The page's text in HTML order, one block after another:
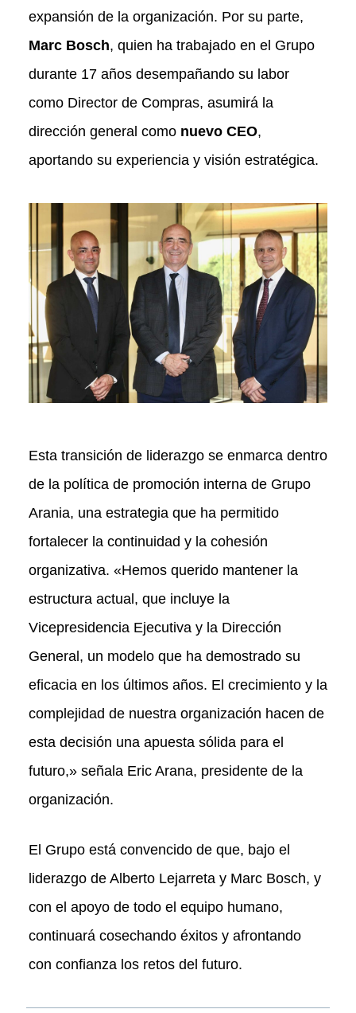
expansión de la organización. Por su parte,
Marc Bosch, quien ha trabajado en el Grupo
durante 17 años desempañando su labor
como Director de Compras, asumirá la
dirección general comonuevo CEO,
aportando su experiencia y visión estratégica.
Esta transición de liderazgo se enmarca dentro
de la política de promoción interna de Grupo
Arania, una estrategia que ha permitido
fortalecer la continuidad y la cohesión
organizativa. «Hemos querido mantener la
estructura actual, que incluye la
Vicepresidencia Ejecutiva y la Dirección
General, un modelo que ha demostrado su
eficacia en los últimos años. El crecimiento y la
complejidad de nuestra organización hacen de
esta decisión una apuesta sólida para el
futuro,» señala Eric Arana, presidente de la
organización.
El Grupo está convencido de que, bajo el
liderazgo de Alberto Lejarreta y Marc Bosch, y
con el apoyo de todo el equipo humano,
continuará cosechando éxitos y afrontando
con confianza los retos del futuro.